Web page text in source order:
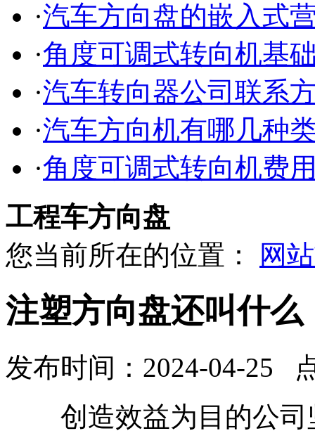
·汽车方向盘的嵌入式
·角度可调式转向机基
·汽车转向器公司联系
·汽车方向机有哪几种
·角度可调式转向机费
工程车方向盘
您当前所在的位置：
网
注塑方向盘还叫什么
发布时间：2024-04-25
创造效益为目的公司